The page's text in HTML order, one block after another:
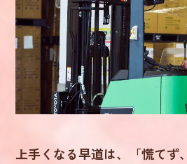
上手くなる早道は、「慌てず